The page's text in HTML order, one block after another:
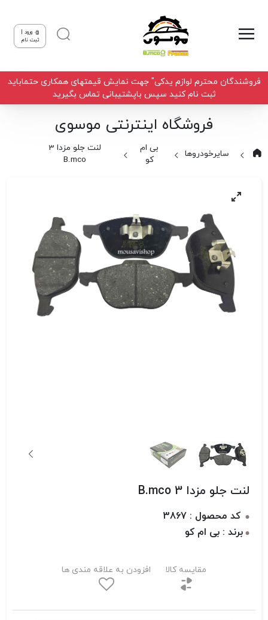
ورود |
ثبت نام
فروشندگان محترم لوازم یدکی" جهت نمایش قیمتهای همکاری حتماباید
ثبت نام کنید سپس باپشتیبانی تماس بگیرید
فروشگاه اینترنتی موسوی
سایرخودروها
بی ام
کو
لنت جلو مزدا 3
B.mco
لنت جلو مزدا 3 B.mco
کد محصول : 3867
برند : بی ام کو
مقایسه کالا افزودن به علاقه مندی ها